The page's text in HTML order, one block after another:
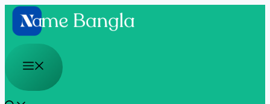
Skip
to
content
Menu